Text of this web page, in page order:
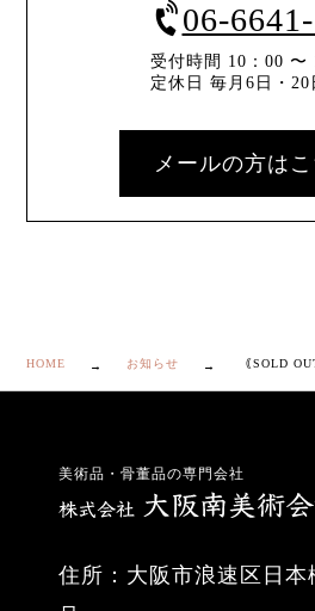
06-
受付時間 10：00 〜
定休日 毎月6日・20
メールの方は
HOME お知らせ
美術品・骨董品の専門会社
住所：大阪市浪速区日本